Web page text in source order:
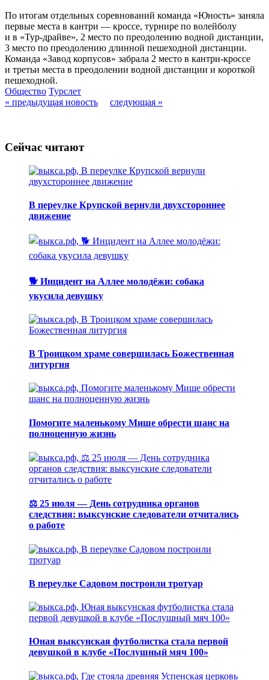
По итогам отдельных соревнований команда «Юность» заняла
первые места в кантри — кроссе, турнире по волейболу
и в «Тур-драйве», 2 место по преодолению водной дистанции,
3 место по преодолению длинной пешеходной дистанции.
Команда «Завод корпусов» забрала 2 место в кантри-кроссе
и третьи места в преодолении водной дистанции и короткой
пешеходной.
Общество Турслет
« предыдущая новость
следующая »
Сейчас читают
В переулке Крупской вернули двухстороннее
движение
🐕 Инцидент на Аллее молодёжи: собака
укусила девушку
В Троицком храме совершилась Божественная
литургия
Помогите маленькому Мише обрести шанс на
полноценную жизнь
⚖️ 25 июля — День сотрудника органов
следствия: выксунские следователи отчитались
о работе
В переулке Садовом построили тротуар
Юная выксунская футболистка стала первой
девушкой в клубе «Послушный мяч 100»